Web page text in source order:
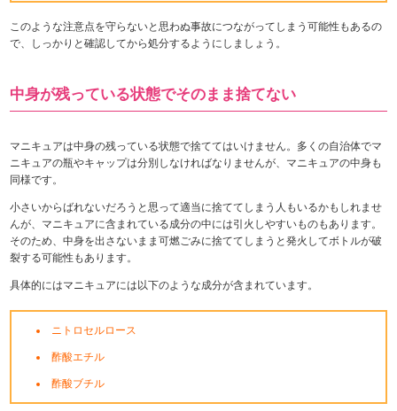
このような注意点を守らないと思わぬ事故につながってしまう可能性もあるの
で、しっかりと確認してから処分するようにしましょう。
中身が残っている状態でそのまま捨てない
マニキュアは中身の残っている状態で捨ててはいけません。多くの自治体でマ
ニキュアの瓶やキャップは分別しなければなりませんが、マニキュアの中身も
同様です。
小さいからばれないだろうと思って適当に捨ててしまう人もいるかもしれませ
んが、マニキュアに含まれている成分の中には引火しやすいものもあります。
そのため、中身を出さないまま可燃ごみに捨ててしまうと発火してボトルが破
裂する可能性もあります。
具体的にはマニキュアには以下のような成分が含まれています。
ニトロセルロース
酢酸エチル
酢酸ブチル